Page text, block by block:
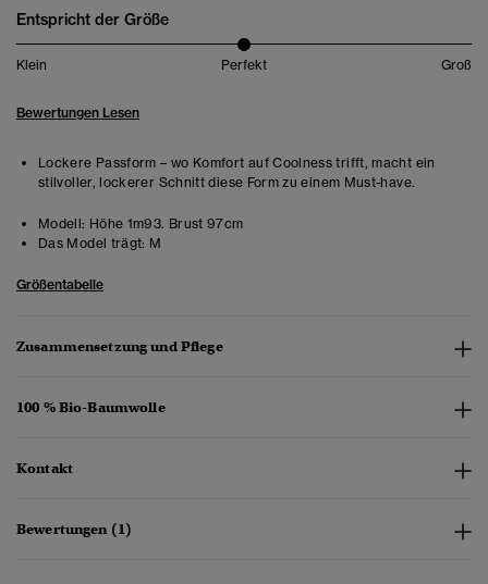
Entspricht der Größe
Klein Perfekt Groß
Bewertungen Lesen
Lockere Passform – wo Komfort auf Coolness trifft, macht ein
stilvoller, lockerer Schnitt diese Form zu einem Must-have.
Modell: Höhe 1m93. Brust 97cm
Das Model trägt: M
Größentabelle
Zusammensetzung und Pflege
100 % Bio-Baumwolle
Kontakt
Bewertungen (1)